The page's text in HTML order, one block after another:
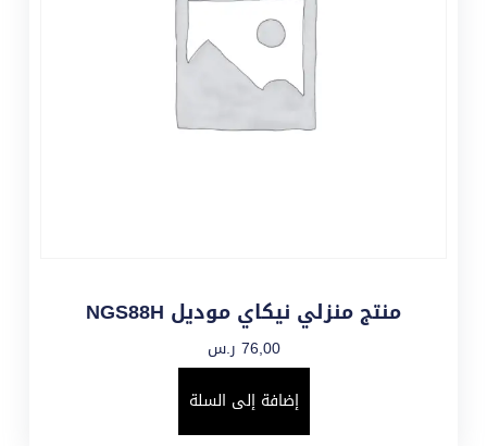
منتج منزلي نيكاي موديل NGS88H
76,00 ر.س
إضافة إلى السلة